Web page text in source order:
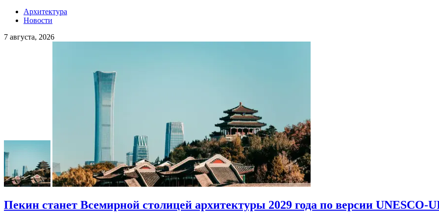
Архитектура
Новости
7 августа, 2026
Пекин станет Всемирной столицей архитектуры 2029 года по версии UNESCO-